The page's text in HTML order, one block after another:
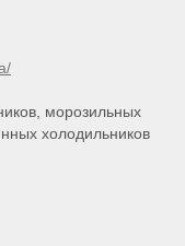
морозильных
холодильников